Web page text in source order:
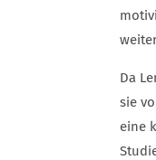
Da
sie
eine